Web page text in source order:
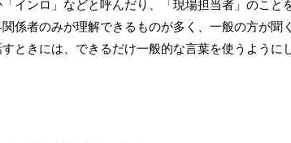
インロ」などと呼んだり、「現場担当者」のこ
係者のみが理解できるものが多く、一般の方が
ときには、できるだけ一般的な言葉を使うように